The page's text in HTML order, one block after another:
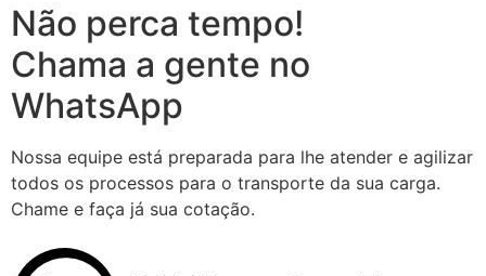
Não perca tempo!
Chama a gente no
WhatsApp
Nossa equipe está preparada para lhe atender e agilizar
todos os processos para o transporte da sua carga.
Chame e faça já sua cotação.